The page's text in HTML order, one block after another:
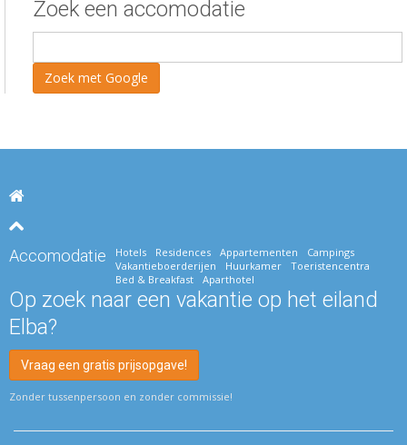
Zoek een accomodatie
Accomodatie Hotels Residences Appartementen
Campings
Vakantieboerderijen
Huurkamer
Toeristencentra
Bed & Breakfast
Aparthotel
Op zoek naar een vakantie op het eiland
Elba?
Vraag een gratis prijsopgave!
Zonder tussenpersoon en zonder commissie!